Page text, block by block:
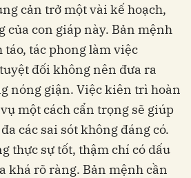
cản trở một vài kế hoạch,
của con giáp này. Bản mệnh
tác phong làm việc
đối không nên đưa ra
nóng giận. Việc kiên trì hoàn
một cách cẩn trọng sẽ giúp
các sai sót không đáng có.
thực sự tốt, thậm chí có dấu
khá rõ ràng. Bản mệnh cần